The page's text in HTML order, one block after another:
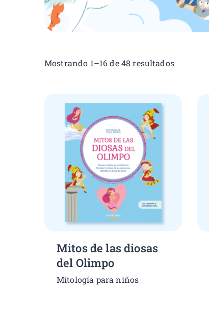
Mostrando 1–16 de 48 resultados
Mitos de las diosas
del Olimpo
Mitología para niños